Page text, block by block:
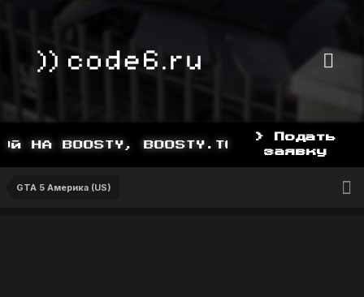
BOOSTY, BOOSTY.TO/YDDY
> Подать
заявку
GTA 5 Америка (US)